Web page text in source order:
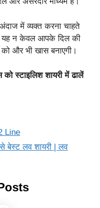
में व्यक्त करना चाहते
यह न केवल आपके दिल की
और भी खास बनाएगी।
स्टाइलिश शायरी में ढालें
Line
बेस्ट लव शायरी | लव